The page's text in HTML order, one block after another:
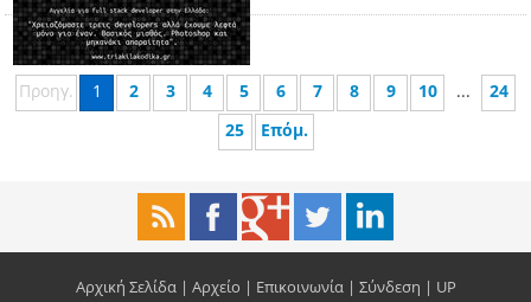
Προηγ. 1 2 3 4 5 6 7 8 9 10 ...
24
25
Επόμ.
Αρχική Σελίδα| Αρχείο | Επικοινωνία| Σύνδεση | UP